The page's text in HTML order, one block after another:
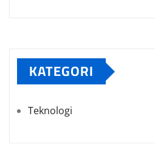
KATEGORI
Teknologi